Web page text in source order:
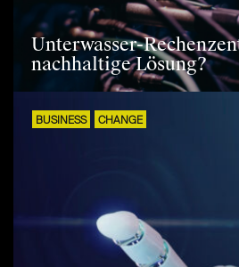
Unterwasser-
nachhaltige Lösung?
BUSINESS CHANGE